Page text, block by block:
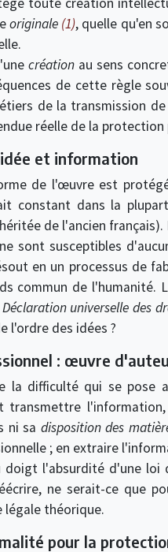
originale (1), quelle qu'en
création au sens
de cette règle
de la transmission
réelle de la
et information
de l'œuvre est
constant dans la
de l'ancien
sont susceptibles
en un processus de
commun de l'humanité.
Déclaration universelle des
l'ordre des idées ?
: œuvre
difficulté qui se pose
transmettre
ni sa disposition des
; en extraire
doigt l'absurdité d'une loi
ne serait-ce que
théorique.
pour la